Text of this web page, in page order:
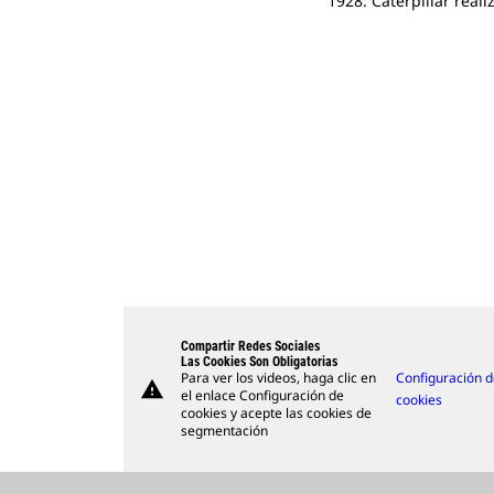
warning
Compartir Redes Sociales
Las Cookies Son Obligatorias
Para ver los videos, haga clic en
el enlace Configuración de
cookies y acepte las cookies de
segmentación
Configuración
cookies